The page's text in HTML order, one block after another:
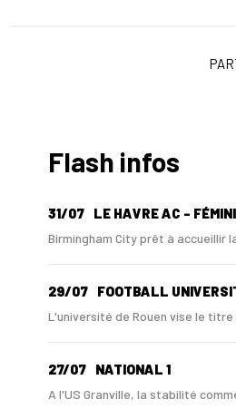
Flash infos
31/07 LE HAVRE AC -
Birmingham City prêt à accueillir la
29/07 FOOTBALL
L'université de Rouen vise le titre
27/07 NATIONAL 1
A l'US Granville, la stabilité